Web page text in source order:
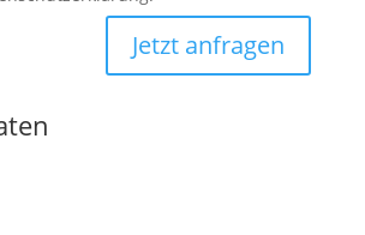
Jetzt anfragen